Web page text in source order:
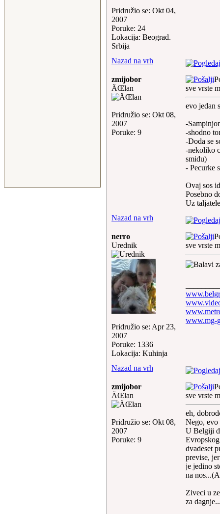
Pridružio se: Okt 04,
2007
Poruke: 24
Lokacija: Beograd.
Srbija
Nazad na vrh
zmijobor
ÄŒlan
Pridružio se: Okt 08,
2007
Poruke: 9
sve vrste
evo jedan
-
-shodno
-Doda se
-nekoliko
smidu)
- Pecurke
Ovaj sos
Posebno
Uz
Nazad na vrh
nerro
Urednik
Pridružio se: Apr 23,
2007
Poruke: 1336
Lokacija: Kuhinja
sve vrste
www.mg-
Nazad na vrh
zmijobor
ÄŒlan
Pridružio se: Okt 08,
2007
Poruke: 9
sve vrste
eh,
Nego, evo
U Belgiji
dvadeset
previse,
je jedino
na
Ziveci u
za